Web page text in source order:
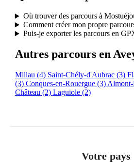
Où trouver des parcours à
Comment créer mon propre
Puis-je exporter les parcours en
Autres parcours en
Millau (4) Saint-Chély-d'Aubrac (3)
(3) Conques-en-Rouergue (3) Almont-
Château (2) Laguiole (2)
Votre pays